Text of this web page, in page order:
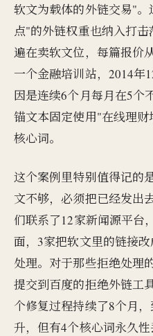
软文为载体的外链交易"
点"的外链权重也纳入打
遍在卖软文位，每篇报价
一个金融培训站，2014年
因是连续6个月每月在5个
锚文本固定使用"在线理
核心词。
这个案例里特别值得记
文不够，必须把已经发出
们联系了12家新闻源平台
面，3家把软文里的链接
处理。对于那些拒绝处理
提交到百度的拒绝外链工
个修复过程持续了8个月
升，但有4个核心词永久性